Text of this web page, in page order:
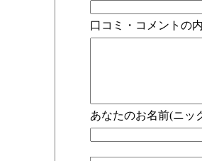
口コミ・コメントの
あなたのお名前(ニッ